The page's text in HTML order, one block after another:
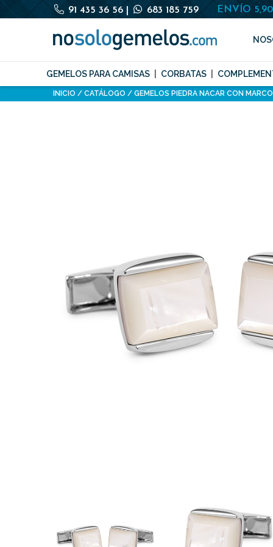
91 435 36 56 683 185 759 ENVÍO
GEMELOS PARA CAMISAS CORBATAS
INICIO CATÁLOGO GEMELOS PIEDRA NACAR CON MARCO